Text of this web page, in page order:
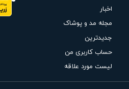
اخبار
مجله مد و پوشاک
جدیدترین
حساب کاربری من
لیست مورد علاقه